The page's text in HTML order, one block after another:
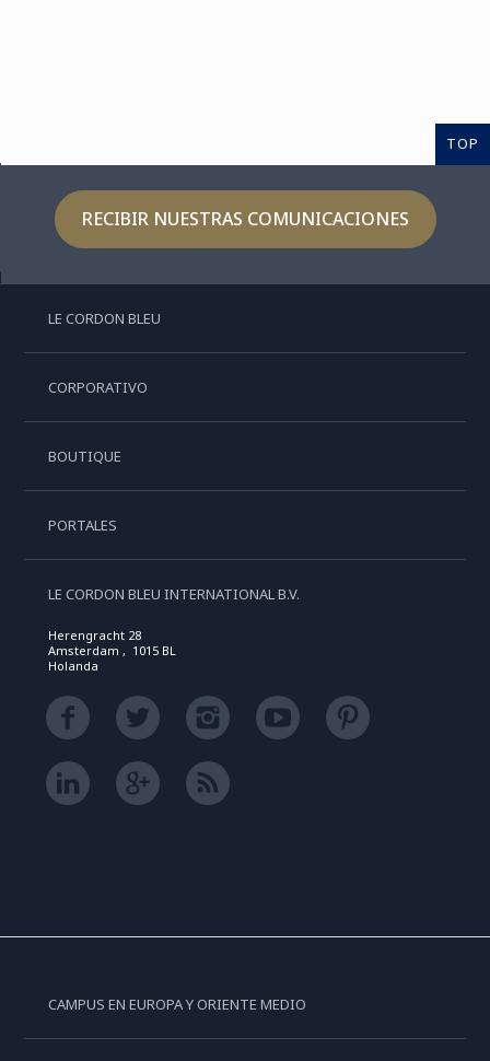
TOP
RECIBIR NUESTRAS COMUNICACIONES
LE CORDON BLEU
CORPORATIVO
BOUTIQUE
PORTALES
LE CORDON BLEU INTERNATIONAL B.V.
Herengracht 28
Amsterdam , 1015 BL
Holanda
CAMPUS EN EUROPA Y ORIENTE MEDIO